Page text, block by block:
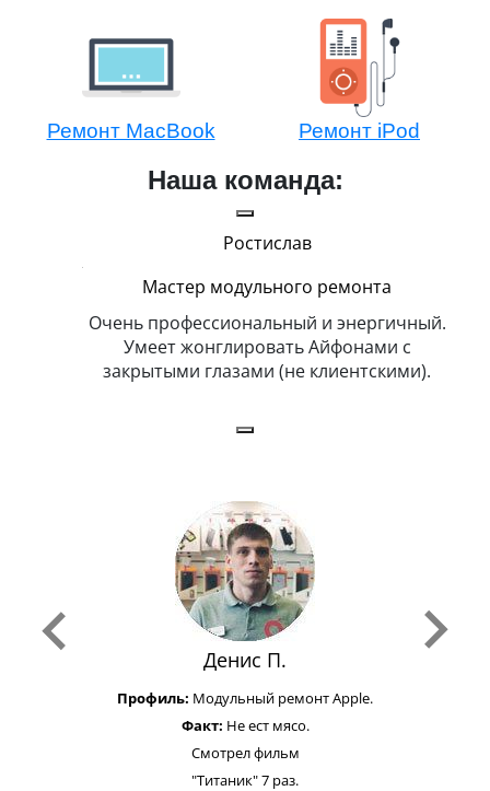
Ремонт MacBook Ремонт iPod
Наша команда:
Ростислав
Мастер модульного ремонта
Очень профессиональный и энергичный.
Умеет жонглировать Айфонами с
закрытыми глазами (не клиентскими).
Денис П.
Профиль: Модульный ремонт Apple.
Факт: Не ест мясо.
Смотрел фильм
"Титаник" 7 раз.